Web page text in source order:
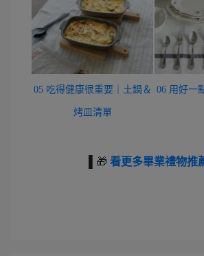
05 吃得健康很重要｜土鍋＆
烤皿清單
06 用好一
🎁 看更多畢業禮物推